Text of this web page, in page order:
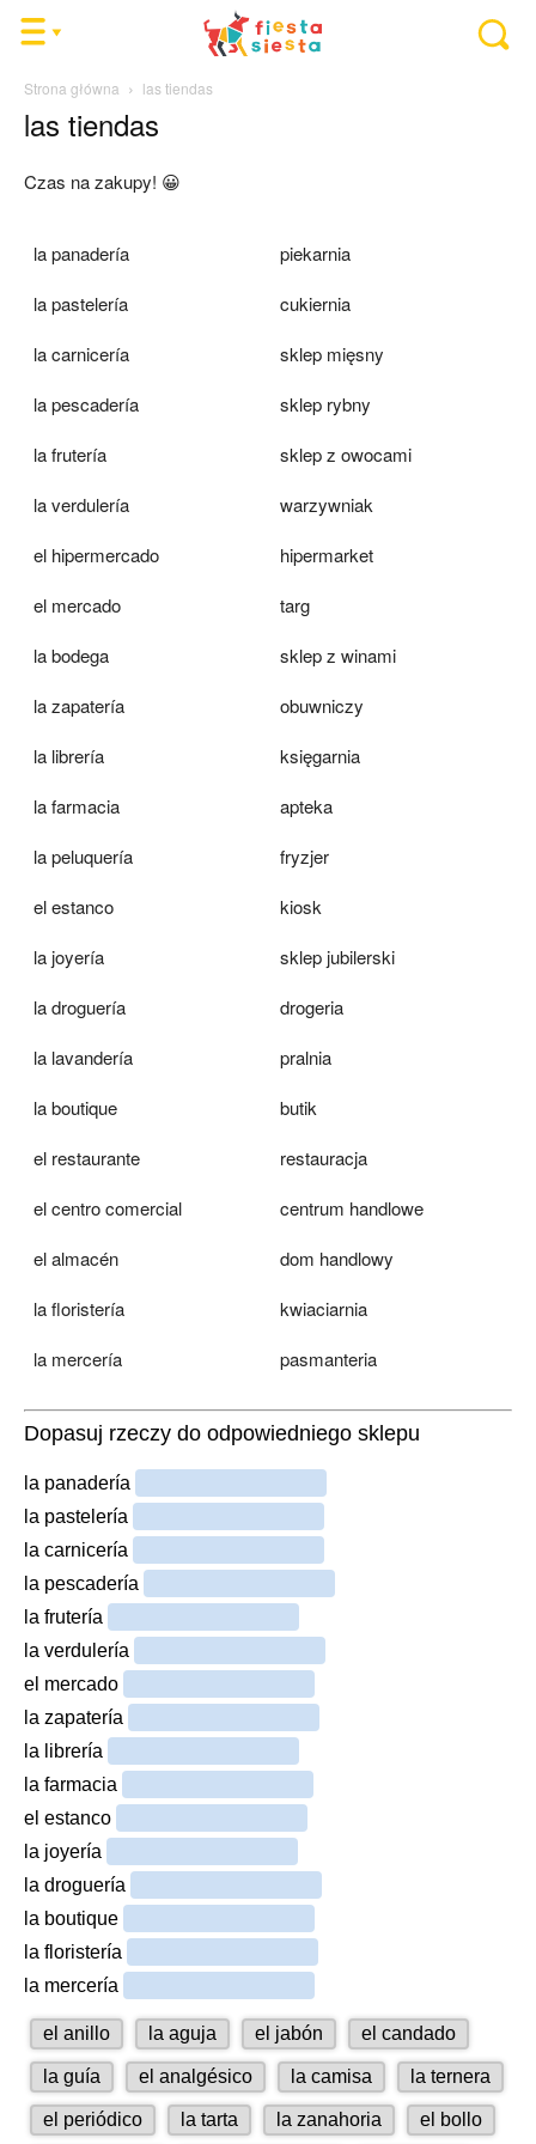
Strona główna las tiendas
las tiendas
Czas na zakupy! 😀
la panadería
piekarnia
la pastelería
cukiernia
la carnicería
sklep mięsny
la pescadería
sklep rybny
la frutería
sklep z owocami
la verdulería
warzywniak
el hipermercado
hipermarket
el mercado
targ
la bodega
sklep z winami
la zapatería
obuwniczy
la librería
księgarnia
la farmacia
apteka
la peluquería
fryzjer
el estanco
kiosk
la joyería
sklep jubilerski
la droguería
drogeria
la lavandería
pralnia
la boutique
butik
el restaurante
restauracja
el centro comercial
centrum handlowe
el almacén
dom handlowy
la floristería
kwiaciarnia
la mercería
pasmanteria